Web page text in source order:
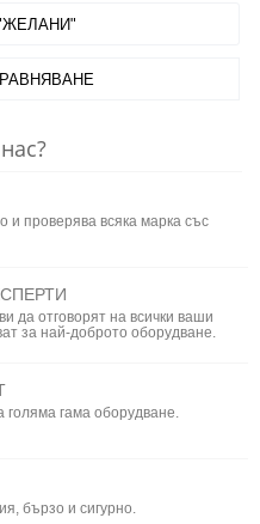
и проверява всяка марка със
да отговорят на всички ваши
за най-доброто оборудване.
голяма гама оборудване.
бързо и сигурно.